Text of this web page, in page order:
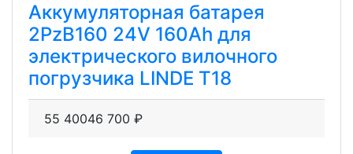
Аккумуляторная батарея
2PzB160 24V 160Ah для
электрического вилочного
погрузчика LINDE T18
55 40046 700 ₽